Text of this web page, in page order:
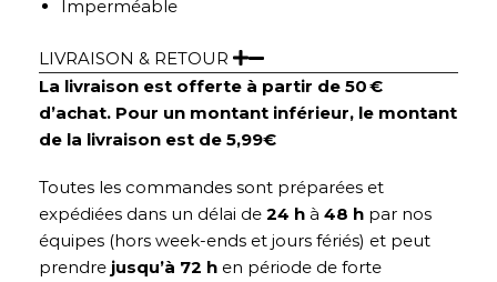
Imperméable
LIVRAISON & RETOUR
La livraison est offerte à partir de 50 €
d’achat. Pour un montant inférieur, le montant
de la livraison est de 5,99€
Toutes les commandes sont préparées et
expédiées dans un délai de 24 h à 48 h par nos
équipes (hors week-ends et jours fériés) et peut
prendre jusqu’à 72 h en période de forte